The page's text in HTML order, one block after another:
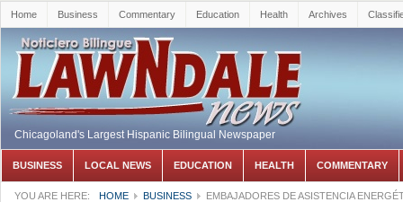
Home Business Commentary Education Health Archives
Chicagoland's Largest Hispanic Bilingual Newspaper
BUSINESS LOCAL NEWS EDUCATION HEALTH COMMENTARY
YOU ARE HERE: HOME BUSINESS EMBAJADORES DE ASISTENCIA